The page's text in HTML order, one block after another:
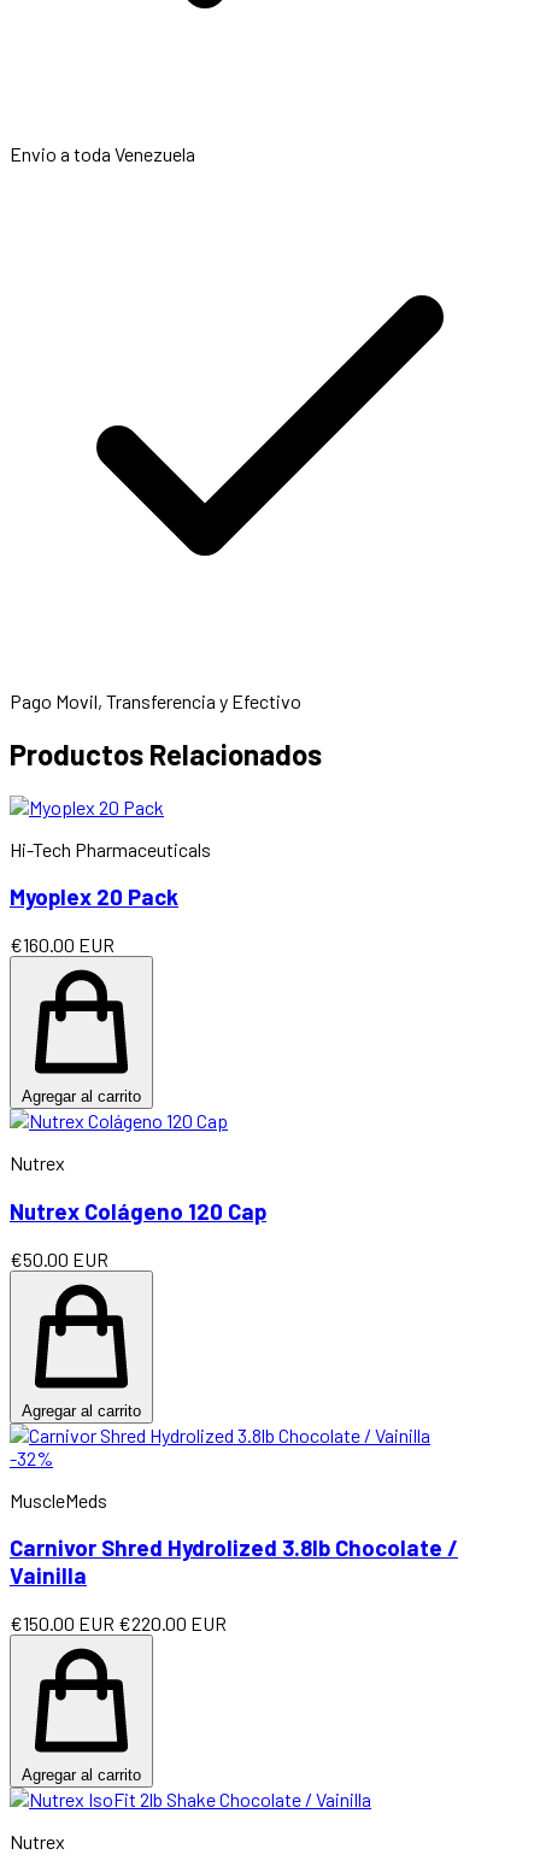
Envio a toda Venezuela
Pago Movil, Transferencia y Efectivo
Productos Relacionados
Hi-Tech Pharmaceuticals
Myoplex 20 Pack
€160.00 EUR
Agregar al carrito
Nutrex
Nutrex Colágeno 120 Cap
€50.00 EUR
Agregar al carrito
-32%
MuscleMeds
Carnivor Shred Hydrolized 3.8lb Chocolate /
Vainilla
€150.00 EUR €220.00 EUR
Agregar al carrito
Nutrex